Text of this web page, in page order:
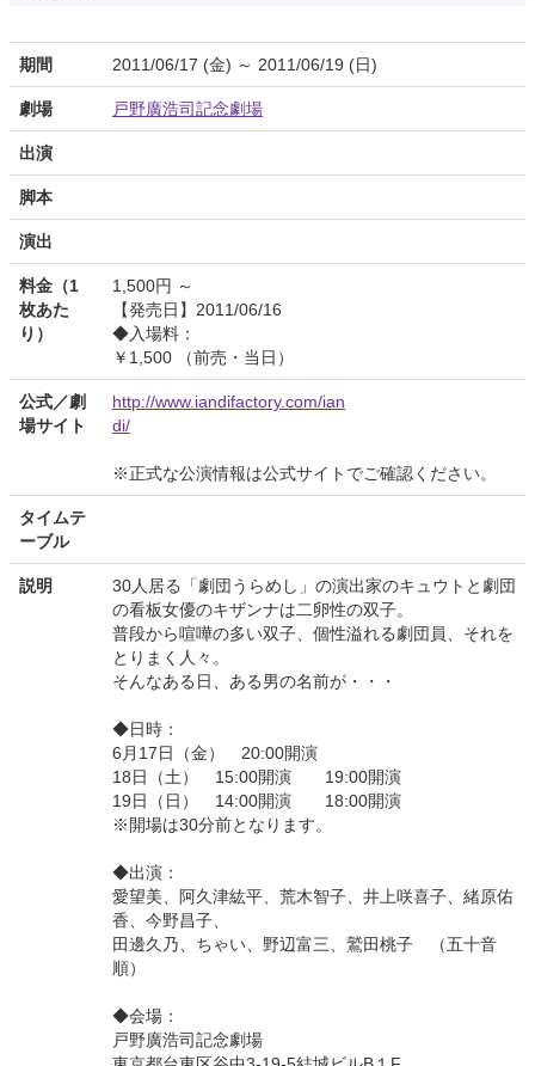
期間 2011/06/17 (金) ～ 2011/06/19 (日)
劇場 戸野廣浩司記念劇場
出演
脚本
演出
料金（1
枚あた
り）
1,500円 ～
【発売日】2011/06/16
◆入場料：
￥1,500 （前売・当日）
公式／劇
場サイト
http://www.iandifactory.com/ian
di/
※正式な公演情報は公式サイトでご確認ください。
タイムテ
ーブル
説明
30人居る「劇団うらめし」の演出家のキュウトと劇団
の看板女優のキザンナは二卵性の双子。
普段から喧嘩の多い双子、個性溢れる劇団員、それを
とりまく人々。
そんなある日、ある男の名前が・・・
◆日時：
6月17日（金） 20:00開演
18日（土） 15:00開演 19:00開演
19日（日） 14:00開演 18:00開演
※開場は30分前となります。
◆出演：
愛望美、阿久津紘平、荒木智子、井上咲喜子、緒原佑
香、今野昌子、
田邊久乃、ちゃい、野辺富三、鷲田桃子 （五十音
順）
◆会場：
戸野廣浩司記念劇場